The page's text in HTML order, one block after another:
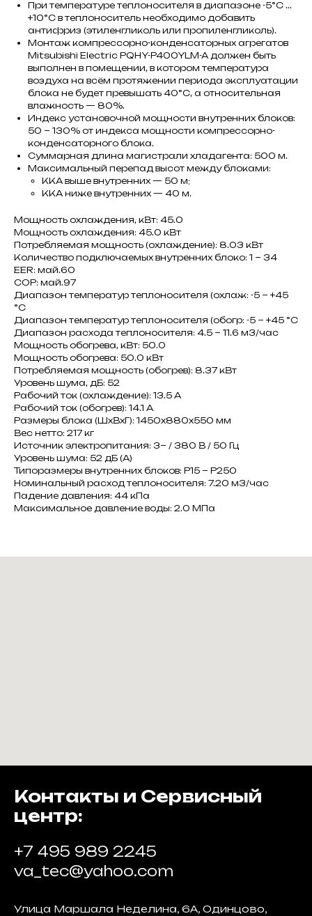
При температуре теплоносителя в диапазоне -5°С ...
+10°С в теплоноситель необходимо добавить
антифриз (этиленгликоль или пропиленгликоль).
Монтаж компрессорно-конденсаторных агрегатов
Mitsubishi Electric PQHY-P400YLM-A должен быть
выполнен в помещении, в котором температура
воздуха на всём протяжении периода эксплуатации
блока не будет превышать 40°С, а относительная
влажность — 80%.
Индекс установочной мощности внутренних блоков:
50 ~ 130% от индекса мощности компрессорно-
конденсаторного блока.
Суммарная длина магистрали хладагента: 500 м.
Максимальный перепад высот между блоками:
ККА выше внутренних — 50 м;
ККА ниже внутренних — 40 м.
Мощность охлаждения, кВт: 45.0
Мощность охлаждения: 45.0 кВт
Потребляемая мощность (охлаждение): 8.03 кВт
Количество подключаемых внутренних блоко: 1 ~ 34
EER: май.60
COP: май.97
Диапазон температур теплоносителя (охлаж: -5 ~ +45
°C
Диапазон температур теплоносителя (обогр: -5 ~ +45 °C
Диапазон расхода теплоносителя: 4.5 ~ 11.6 м3/час
Мощность обогрева, кВт: 50.0
Мощность обогрева: 50.0 кВт
Потребляемая мощность (обогрев): 8.37 кВт
Уровень шума, дБ: 52
Рабочий ток (охлаждение): 13.5 A
Рабочий ток (обогрев): 14.1 A
Размеры блока (ШxВxГ): 1450x880x550 мм
Вес нетто: 217 кг
Источник электропитания: 3~ / 380 В / 50 Гц
Уровень шума: 52 дБ (А)
Типоразмеры внутренних блоков: Р15 ~ Р250
Номинальный расход теплоносителя: 7.20 м3/час
Падение давления: 44 кПа
Максимальное давление воды: 2.0 МПа
Контакты и Сервисный
центр:
+7 495 989 2245
va_tec@yahoo.com
Улица Маршала Неделина, 6А, Одинцово,